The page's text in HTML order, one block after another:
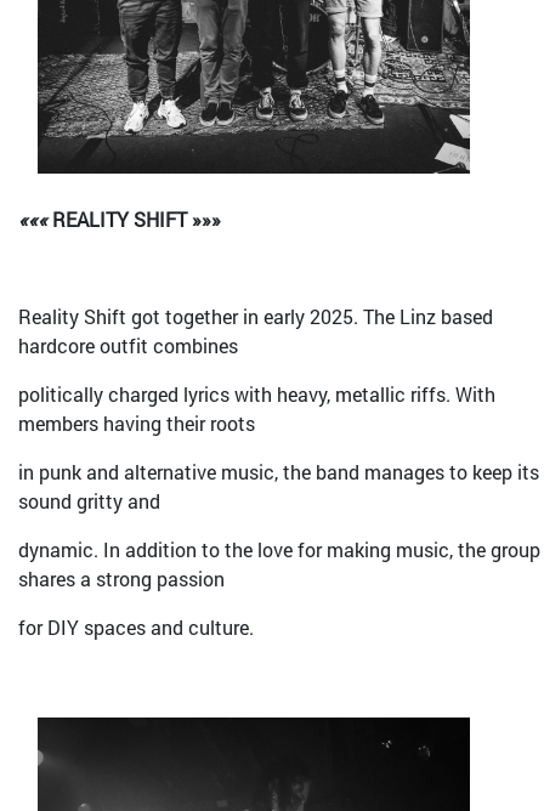
«««REALITY SHIFT»»»
Reality Shift got together in early 2025. The Linz based
hardcore outfit combines
politically charged lyrics with heavy, metallic riffs. With
members having their roots
in punk and alternative music, the band manages to keep its
sound gritty and
dynamic. In addition to the love for making music, the group
shares a strong passion
for DIY spaces and culture.
Bild